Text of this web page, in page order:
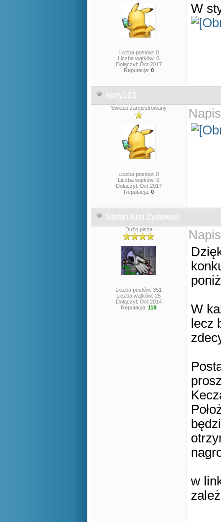
Liczba postów: 0
Liczba wątków: 0
Dołączył: Oct 2017
Reputacja: 0
W
norly123
Świeżo zarejestrowany
Liczba postów: 0
Liczba wątków: 0
Dołączył: Oct 2017
Reputacja: 0
Stefan Krol Zydowski
Dużo pisze
Liczba postów: 351
Liczba wątków: 25
Dołączył: Oct 2014
Reputacja: 118
W
lecz
w